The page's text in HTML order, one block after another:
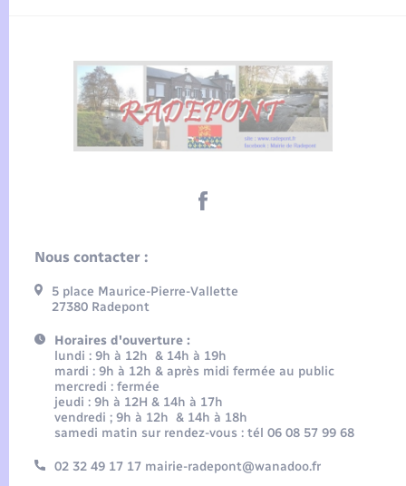
Nous contacter :
5 place Maurice-Pierre-Vallette
27380 Radepont
Horaires d'ouverture :
lundi : 9h à 12h & 14h à 19h
mardi : 9h à 12h & après midi fermée au public
mercredi : fermée
jeudi : 9h à 12H & 14h à 17h
vendredi ; 9h à 12h & 14h à 18h
samedi matin sur rendez-vous : tél 06 08 57 99 68
02 32 49 17 17 mairie-radepont@wanadoo.fr